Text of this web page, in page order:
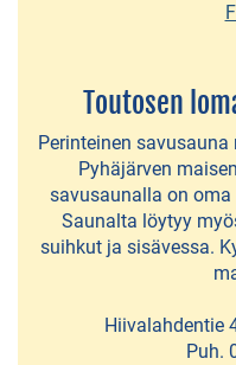
Sotavallan
lomamökit
Tiuran
lomamökki
lomahuvilat
Toutosen
Perinteinen
Pyhäjärven
savusaunalla on
Saunalta löytyy
suihkut ja sisävessa.
Hiivalahdentie
Puh.